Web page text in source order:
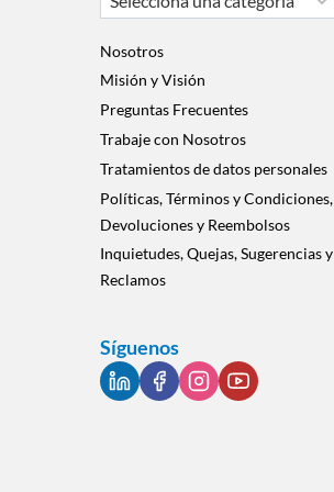
una
categoría
Nosotros
Misión y Visión
Preguntas Frecuentes
Trabaje con Nosotros
Tratamientos de datos personales
Políticas, Términos y Condiciones,
Devoluciones y Reembolsos
Inquietudes, Quejas, Sugerencias y
Reclamos
Síguenos